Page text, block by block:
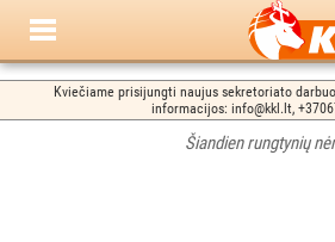
Kviečiame prisijungti naujus sekretoriato
informacijos: info@kkl.lt,
Šiandien rungtynių